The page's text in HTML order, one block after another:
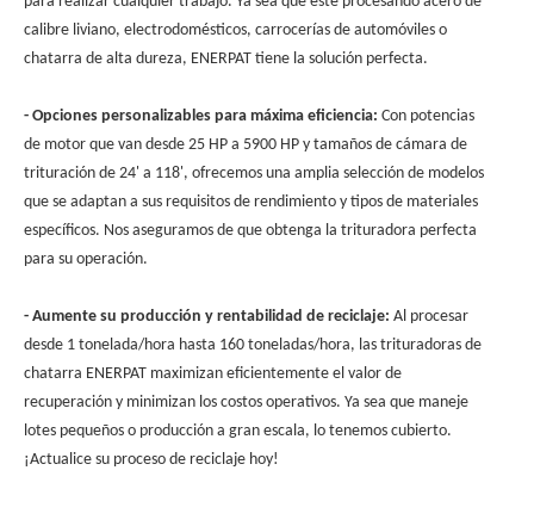
calibre liviano, electrodomésticos, carrocerías de automóviles o
chatarra de alta dureza, ENERPAT tiene la solución perfecta.
- Opciones personalizables para máxima eficiencia: Con potencias
de motor que van desde 25 HP a 5900 HP y tamaños de cámara de
trituración de 24' a 118', ofrecemos una amplia selección de modelos
que se adaptan a sus requisitos de rendimiento y tipos de materiales
específicos. Nos aseguramos de que obtenga la trituradora perfecta
para su operación.
- Aumente su producción y rentabilidad de reciclaje: Al procesar
desde 1 tonelada/hora hasta 160 toneladas/hora, las trituradoras de
chatarra ENERPAT maximizan eficientemente el valor de
recuperación y minimizan los costos operativos. Ya sea que maneje
lotes pequeños o producción a gran escala, lo tenemos cubierto.
¡Actualice su proceso de reciclaje hoy!